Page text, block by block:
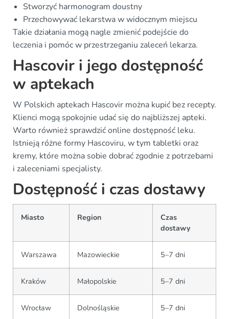
Stworzyć harmonogram doustny
Przechowywać lekarstwa w widocznym miejscu
Takie działania mogą nagle zmienić podejście do
leczenia i pomóc w przestrzeganiu zaleceń lekarza.
Hascovir i jego dostępność
w aptekach
W Polskich aptekach Hascovir można kupić bez recepty.
Klienci mogą spokojnie udać się do najbliższej apteki.
Warto również sprawdzić online dostępność leku.
Istnieją różne formy Hascoviru, w tym tabletki oraz
kremy, które można sobie dobrać zgodnie z potrzebami
i zaleceniami specjalisty.
Dostępność i czas dostawy
Miasto Region
Czas
dostawy
Warszawa Mazowieckie 5–7 dni
Kraków Małopolskie 5–7 dni
Wrocław Dolnośląskie 5–7 dni